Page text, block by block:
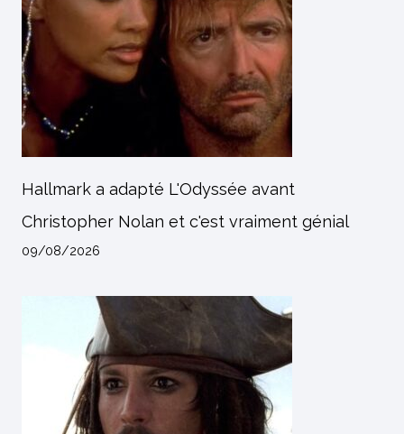
Hallmark a adapté L'Odyssée avant
Christopher Nolan et c'est vraiment génial
09/08/2026